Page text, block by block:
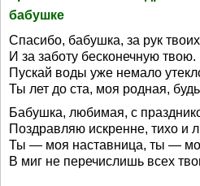
бабушке
Спасибо, бабушка, за рук
И за заботу бесконечную твою.
Пускай воды уже немало
Ты лет до ста, моя родная,
Бабушка, любимая, с
Поздравляю искренне, тихо и
Ты — моя наставница, ты —
В миг не перечислишь всех